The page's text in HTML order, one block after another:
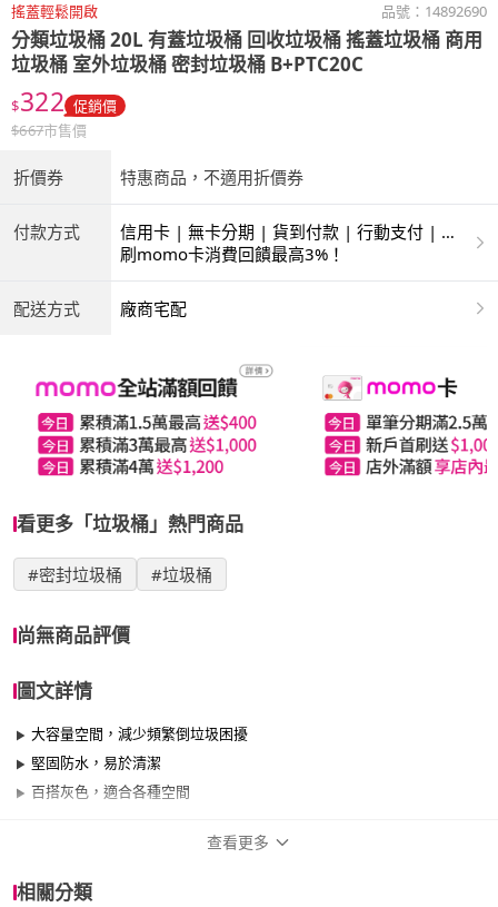
搖蓋輕鬆開啟 品號： 14892690
分類垃圾桶 20L 有蓋垃圾桶 回收垃圾桶 搖蓋垃圾桶 商用
垃圾桶 室外垃圾桶 密封垃圾桶 B+PTC20C
$322 促銷價
$667市售價
折價券 特惠商品，不適用折價券
付款方式
信用卡 | 無卡分期 | 貨到付款 | 行動支付 | 超
商付款 | ATM | 銀聯卡
刷momo卡消費回饋最高3%！
配送方式 廠商宅配
看更多「垃圾桶」熱門商品
#密封垃圾桶 #垃圾桶
尚無商品評價
圖文詳情
大容量空間，減少頻繁倒垃圾困擾
堅固防水，易於清潔
百搭灰色，適合各種空間
查看更多
相關分類